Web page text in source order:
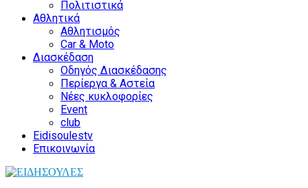
Πολιτιστικά
Αθλητικά
Αθλητισμός
Car & Moto
Διασκέδαση
Οδηγός Διασκέδασης
Περίεργα & Αστεία
Νέες κυκλοφορίες
Event
club
Eidisoulestv
Επικοινωνία